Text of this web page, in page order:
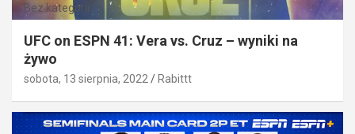
Bez kategorii
UFC on ESPN 41: Vera vs. Cruz – wyniki na
żywo
sobota, 13 sierpnia, 2022 Rabittt